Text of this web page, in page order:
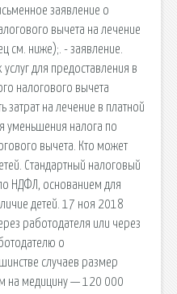
заявление о
вычета на лечение
см. ниже);. - заявление.
для предоставления в
налогового вычета
затрат на лечение в платной
уменьшения налога по
вычета. Кто может
Стандартный налоговый
НДФЛ, основанием для
детей. 17 ноя 2018
работодателя или через
о
случаев размер
на медицину — 120 000